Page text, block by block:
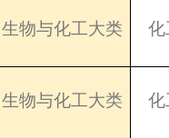
生物与化工大类 化
生物与化工大类 化